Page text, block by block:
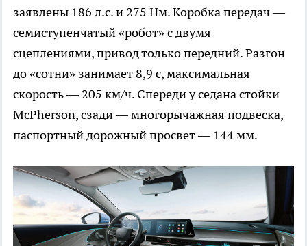
заявлены 186 л.с. и 275 Нм. Коробка передач —
семиступенчатый «робот» с двумя
сцеплениями, привод только передний. Разгон
до «сотни» занимает 8,9 с, максимальная
скорость — 205 км/ч. Спереди у седана стойки
McPherson, сзади — многорычажная подвеска,
паспортный дорожный просвет — 144 мм.